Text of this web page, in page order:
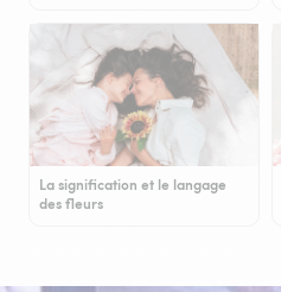
La signification et le langage
des fleurs